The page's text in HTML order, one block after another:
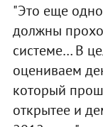
"Это еще
должны
системе… В
оцениваем
который
открытее и